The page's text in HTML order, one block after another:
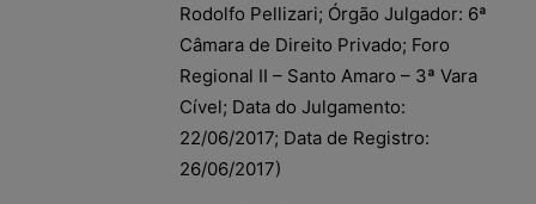
Rodolfo Pellizari; Órgão Julgador: 6ª
Câmara de Direito Privado; Foro
Regional II – Santo Amaro – 3ª Vara
Cível; Data do Julgamento:
22/06/2017; Data de Registro:
26/06/2017)